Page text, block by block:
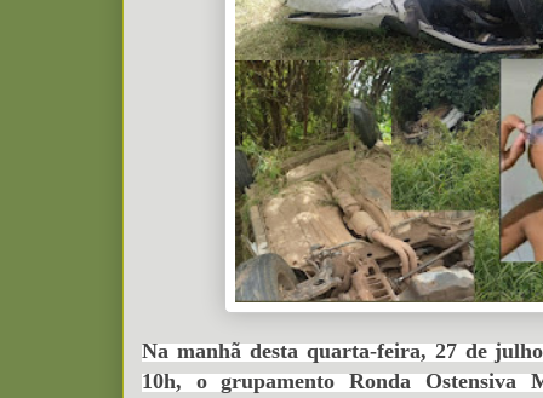
Na manhã desta quarta-feira, 27 de
10h, o grupamento Ronda Ostensiva